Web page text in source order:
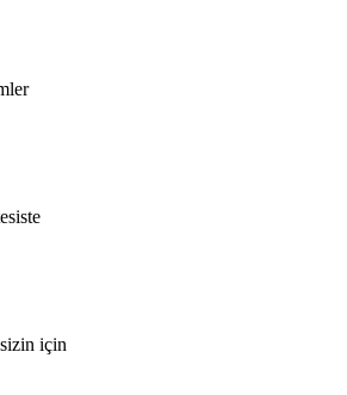
için